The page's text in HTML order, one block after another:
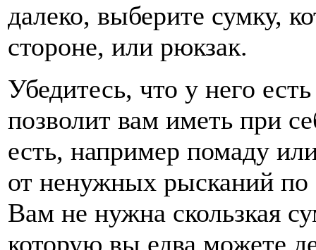
далеко, выберите сумку,
стороне, или рюкзак.
Убедитесь, что у него
позволит вам иметь при
есть, например помаду
от ненужных рысканий по
Вам не нужна скользкая
которую вы едва можете